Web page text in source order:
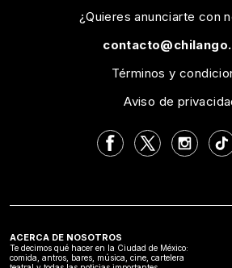
¿Quieres anunciarte con
Términos y
Aviso de
ACERCA DE NOSOTROS
Te decimos qué hacer en la Ciudad de México:
comida, antros, bares, música, cine, cartelera